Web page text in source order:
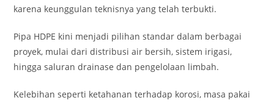
karena keunggulan teknisnya yang telah terbukti.
Pipa HDPE kini menjadi pilihan standar dalam berbagai
proyek, mulai dari distribusi air bersih, sistem irigasi,
hingga saluran drainase dan pengelolaan limbah.
Kelebihan seperti ketahanan terhadap korosi, masa pakai